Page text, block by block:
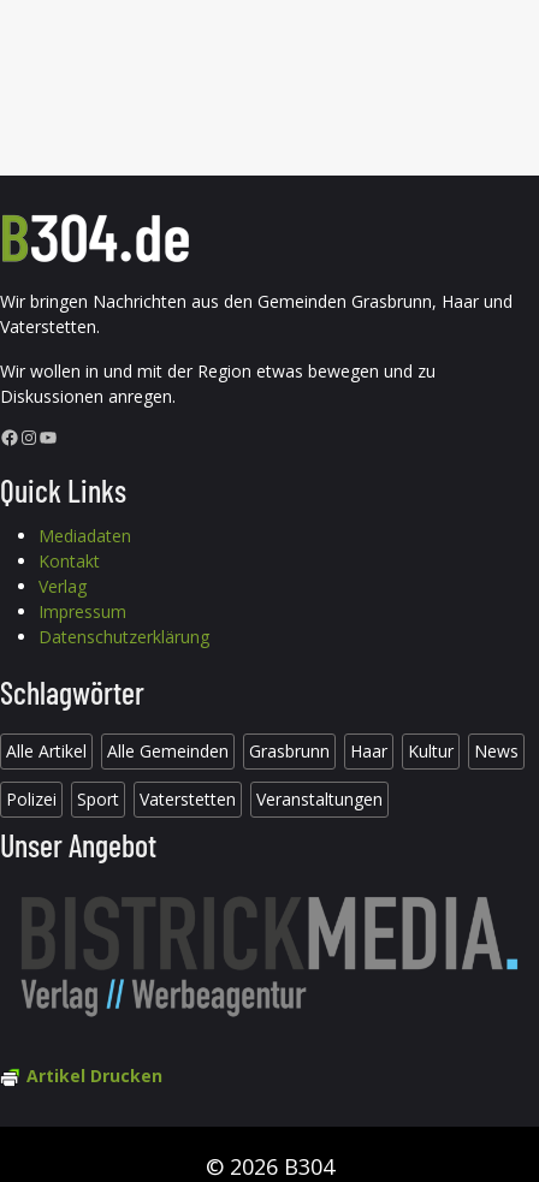
Wir bringen Nachrichten aus den Gemeinden Grasbrunn, Haar und
Vaterstetten.
Wir wollen in und mit der Region etwas bewegen und zu
Diskussionen anregen.
Facebook InstagramYouTube
Quick Links
Mediadaten
Kontakt
Verlag
Impressum
Datenschutzerklärung
Schlagwörter
Alle Artikel Alle Gemeinden Grasbrunn Haar Kultur News
Polizei Sport Vaterstetten Veranstaltungen
Unser Angebot
Artikel Drucken
© 2026 B304